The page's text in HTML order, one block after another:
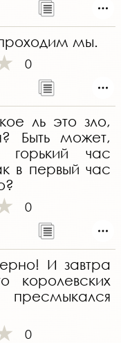
мы.
0
ль это зло,
Быть может,
час
в первый час
0
И завтра
королевских
0